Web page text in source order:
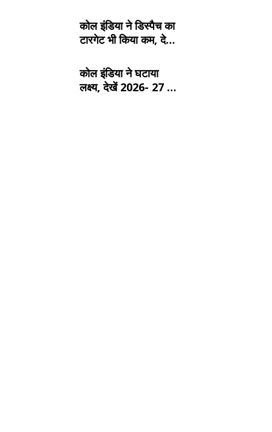
कोल इंडिया ने डिस्पैच का
टारगेट भी किया कम, देखें
नया लक्ष्य
कोल इंडिया ने घटाया
लक्ष्य, देखें 2026- 27 का